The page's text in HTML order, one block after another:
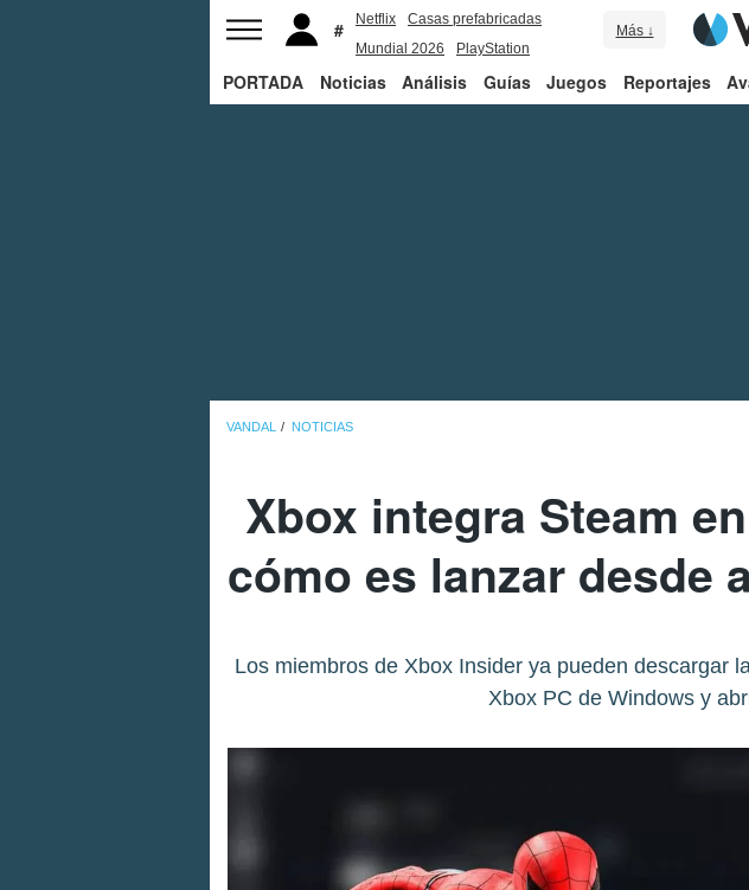
Netflix
Casas prefabricadas
Mundial 2026
PlayStation
Más ↓
PORTADA Noticias Análisis Guías Juegos Reportajes
VANDAL NOTICIAS
Xbox integra Steam
cómo es lanzar desde
Los miembros de Xbox Insider ya pueden descargar
Xbox PC de Windows y